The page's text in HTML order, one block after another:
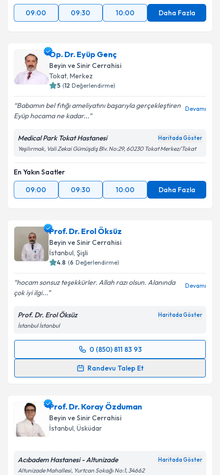
09:00
09:30 10:00 Daha Fazla
Op. Dr. Eyüp Genç
Beyin ve Sinir Cerrahisi
Tokat, Merkez
5 (12 Değerlendirme)
Babamın bel fıtığı ameliyatını başarıyla gerçekleştiren
Eyüp hocama ne kadar...
Devamı
Medical Park Tokat Hastanesi Haritada Göster
Yeşilırmak, Vali Zekai Gümüşdiş Blv. No:29, 60230 Tokat Merkez/Tokat
En Yakın Saatler
09:00
09:30 10:00 Daha Fazla
Prof. Dr. Erol Öksüz
Beyin ve Sinir Cerrahisi
İstanbul, Şişli
4.8 (6 Değerlendirme)
hocam sonsuz teşekkürler. Allah razı olsun. Alanında
çok iyi ilgi...
Devamı
Prof. Dr. Erol Öksüz Haritada Göster
İstanbul İstanbul
0 (850) 811 83 93
Randevu Talep Et
Randevu Takvimi Talebi
takvim hazırlandığında e-posta ile bilgilendireceğiz.
E-posta Adresiniz
Prof. Dr. Koray Özduman
Beyin ve Sinir Cerrahisi
İstanbul, Üsküdar
Acıbadem Hastanesi - Altunizade Haritada Göster
Altunizade Mahallesi, Yurtcan Sokağı No:1, 34662